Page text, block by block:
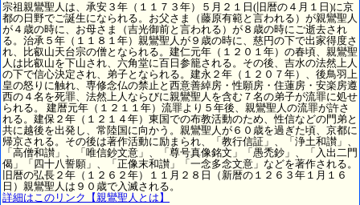
宗祖親鸞聖人は、承安３年（１１７３年）５月２１日(旧暦の４月１日)に京
都の日野でご誕生になられる。お父さま（藤原有範と言われる）が親鸞聖人
が４歳の時に、お母さま（吉光御前と言われる）が８歳の時にご逝去され
る。治承５年（１１８１年）親鸞聖人が９歳の時に、慈円の下で出家得度さ
れ、比叡山天台宗の僧となられる。建仁元年（１２０１年）の春頃、親鸞聖
人は比叡山を下山され、六角堂に百日参籠される。その後、吉水の法然上人
の下で信心決定され、弟子となられる。建永２年（１２０７年）、後鳥羽上
皇の怒りに触れ、専修念仏の禁止と西意善綽房・性願房・住蓮房・安楽房遵
西の４名を死罪、法然上人ならびに親鸞聖人を含む７名の弟子が流罪に処せ
られる。 建暦元年（１２１１年）流罪より５年後、親鸞聖人の流罪が許さ
れる。建保２年（１２１４年）東国での布教活動のため、性信などの門弟と
共に越後を出発し、常陸国に向かう。親鸞聖人が６０歳を過ぎた頃、京都に
帰京される。その後は著作活動に励まられ、「教行信証」、「浄土和讃」、
「高僧和讃」、「唯信鈔文意」、「尊号真像銘文」「愚禿鈔」、「入出二門
偈」「四十八誓願」、「正像末和讃」「一念多念文意」などを著作される。
旧暦の弘長２年（１２６２年）１１月２８日（新暦の１２６３年１月１６
日）親鸞聖人は９０歳で入滅される。
詳細はこのリンク【親鸞聖人とは】